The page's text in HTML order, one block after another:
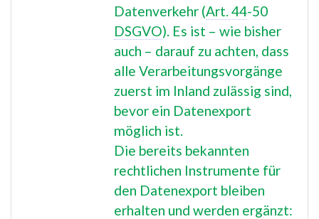
Datenverkehr (Art. 44-50
DSGVO). Es ist – wie bisher
auch – darauf zu achten, dass
alle Verarbeitungsvorgänge
zuerst im Inland zulässig sind,
bevor ein Datenexport
möglich ist.
Die bereits bekannten
rechtlichen Instrumente für
den Datenexport bleiben
erhalten und werden ergänzt: